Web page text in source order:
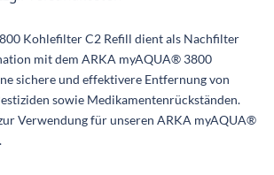
Kohlefilter C2 Refill dient als Nachfilter
mit dem ARKA myAQUA® 3800
sichere und effektivere Entfernung von
sowie Medikamentenrückständen.
Verwendung für unseren ARKA myAQUA®